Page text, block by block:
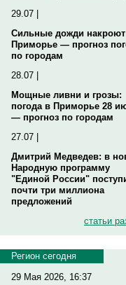
29.07 |
Сильные дожди накроют
Приморье — прогноз
по городам
28.07 |
Мощные ливни и грозы:
погода в Приморье 28
— прогноз по городам
27.07 |
Дмитрий Медведев: в
Народную программу
"Единой России"
почти три миллиона
предложений
статьи
Регион сегодня
29 Мая 2026, 16:37